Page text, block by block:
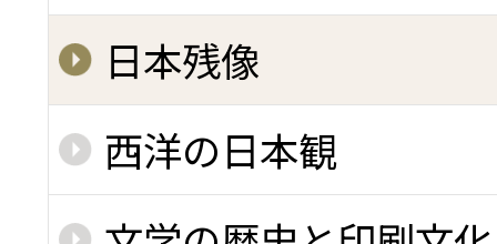
日本残像
西洋の日本観